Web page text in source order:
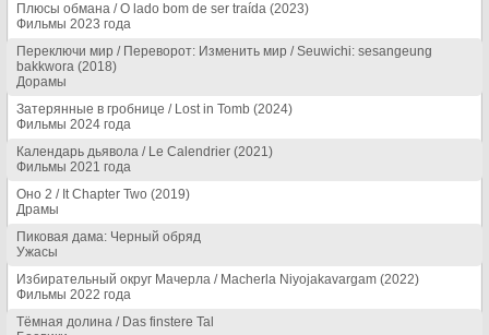
Плюсы обмана / O lado bom de ser traída (2023)
Фильмы 2023 года
Переключи мир / Переворот: Изменить мир / Seuwichi: sesangeung
bakkwora (2018)
Дорамы
Затерянные в гробнице / Lost in Tomb (2024)
Фильмы 2024 года
Календарь дьявола / Le Calendrier (2021)
Фильмы 2021 года
Оно 2 / It Chapter Two (2019)
Драмы
Пиковая дама: Черный обряд
Ужасы
Избирательный округ Мачерла / Macherla Niyojakavargam (2022)
Фильмы 2022 года
Тёмная долина / Das finstere Tal